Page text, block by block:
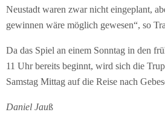
Neustadt waren zwar nicht eingeplant,
gewinnen wäre möglich gewesen“, so
Da das Spiel an einem Sonntag in den
11 Uhr bereits beginnt, wird sich die
Samstag Mittag auf die Reise nach
Daniel Jauß